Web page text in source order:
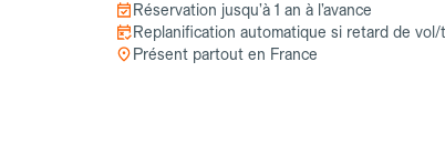
Réservation jusqu’à 1 an à l’avance
Replanification automatique si retard de vol/
Présent partout en France